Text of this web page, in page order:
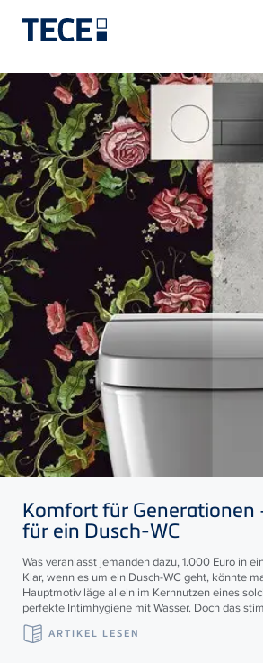
Direkt zum Inhalt
Komfort für Generationen
für ein Dusch-WC
Was veranlasst jemanden dazu, 1.000 Euro in
Klar, wenn es um ein Dusch-WC geht, könnte
Hauptmotiv läge allein im Kernnutzen eines
perfekte Intimhygiene mit Wasser. Doch das
ARTIKEL LESEN